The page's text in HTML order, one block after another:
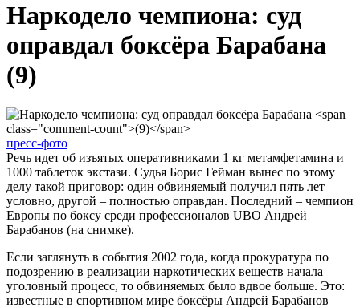
Наркодело чемпиона: суд
оправдал боксёра Барабана
(9)
пресс-фото
Речь идет об изъятых оперативниками 1 кг метамфетамина и
1000 таблеток экстази. Судья Борис Гейман вынес по этому
делу такой приговор: один обвиняемый получил пять лет
условно, другой – полностью оправдан. Последний – чемпион
Европы по боксу среди профессионалов UBO Андрей
Барабанов (на снимке).
Если заглянуть в события 2002 года, когда прокуратура по
подозрению в реализации наркотических веществ начала
уголовный процесс, то обвиняемых было вдвое больше. Это:
известные в спортивном мире боксёры Андрей Барабанов